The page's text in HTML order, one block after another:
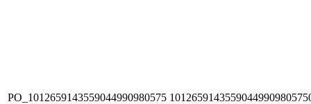
PO_1012659143559044990980575